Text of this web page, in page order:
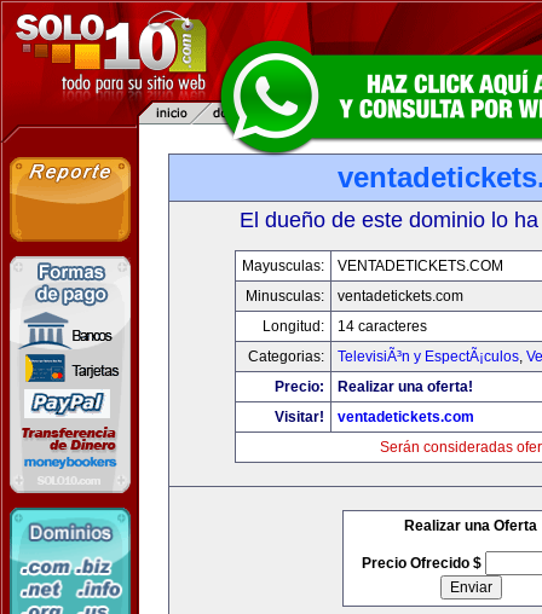
El dueño de este dominio lo
Mayusculas:
VENTADETICKETS.COM
Minusculas:
ventadetickets.com
Longitud:
14 caracteres
Categorias:
TelevisiÃ³n y EspectÃ¡culos,
Precio:
Realizar una oferta!
Visitar!
ventadetickets.com
Serán consideradas
Realizar una Oferta
Precio Ofrecido $